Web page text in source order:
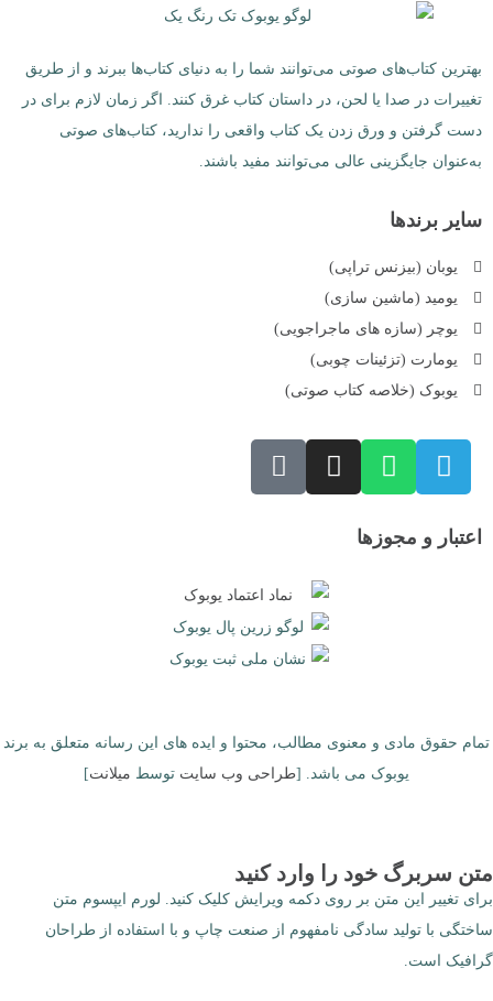
بهترین کتاب‌های صوتی می‌توانند شما را به دنیای کتاب‌ها ببرند و از طریق
تغییرات در صدا یا لحن، در داستان کتاب غرق کنند. اگر زمان لازم برای در
دست گرفتن و ورق زدن یک کتاب واقعی را ندارید، کتاب‌های صوتی
به‌عنوان جایگزینی عالی می‌توانند مفید باشند.
سایر برندها
یوبان (بیزنس تراپی)
یومید (ماشین سازی)
یوچر (سازه های ماجراجویی)
یومارت (تزئینات چوبی)
یوبوک (خلاصه کتاب صوتی)
اعتبار و مجوزها
تمام حقوق مادی و معنوی مطالب، محتوا و ایده های این رسانه متعلق به برند
یوبوک می باشد. [طراحی وب سایت توسط میلانت]
متن سربرگ خود را وارد کنید
برای تغییر این متن بر روی دکمه ویرایش کلیک کنید. لورم ایپسوم متن
ساختگی با تولید سادگی نامفهوم از صنعت چاپ و با استفاده از طراحان
گرافیک است.